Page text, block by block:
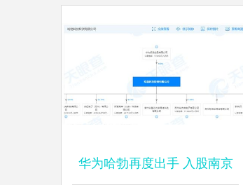
华为哈勃再度出手 入股南京